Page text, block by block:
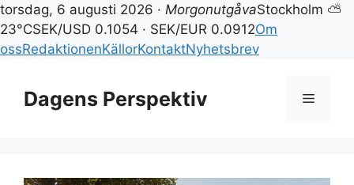
torsdag, 6 augusti 2026 · MorgonutgåvaStockholm ⛅
23°CSEK/USD 0.1054 · SEK/EUR 0.0912Om
ossRedaktionenKällorKontaktNyhetsbrev
innehållDagens Perspektiv Meny